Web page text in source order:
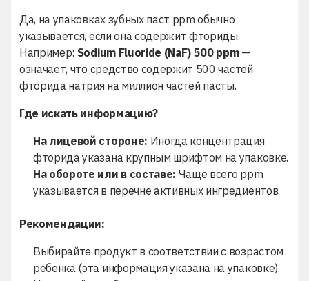
Да, на упаковках зубных паст ppm обычно
указывается, если она содержит фториды.
Например: Sodium Fluoride (NaF) 500 ppm—
означает, что средство содержит 500 частей
фторида натрия на миллион частей пасты.
Где искать информацию?
На лицевой стороне: Иногда концентрация
фторида указана крупным шрифтом на упаковке.
На обороте или в составе: Чаще всего ppm
указывается в перечне активных ингредиентов.
Рекомендации:
Выбирайте продукт в соответствии с возрастом
ребенка (эта информация указана на упаковке).